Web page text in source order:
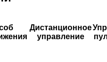
Дистанционное
управление